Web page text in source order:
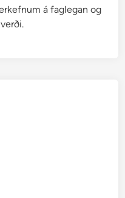
á faglegan og